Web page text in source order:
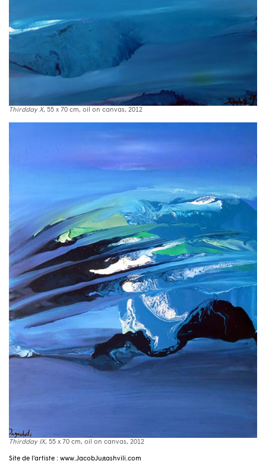
Thirdday X, 55 x 70 cm, oil on canvas, 2012
Thirdday IX, 55 x 70 cm, oil on canvas, 2012
Site de l’artiste : www.JacobJugashvili.com